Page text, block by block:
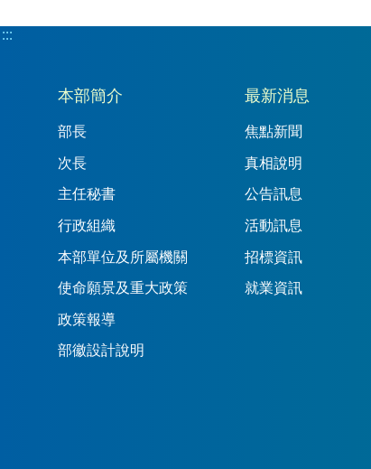
:::
:::
本部簡介
部長
次長
主任秘書
行政組織
本部單位及所屬機關
使命願景及重大政策
政策報導
部徽設計說明
最新消息
焦點新聞
真相說明
公告訊息
活動訊息
招標資訊
就業資訊